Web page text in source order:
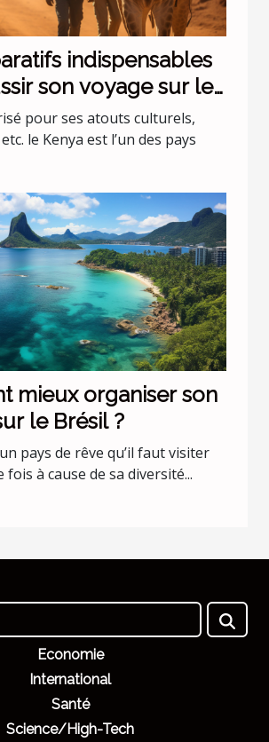
indispensables
son voyage sur le
pour ses atouts culturels,
le Kenya est l’un des pays
mieux organiser son
le Brésil ?
pays de rêve qu’il faut visiter
à cause de sa diversité...
Economie
International
Santé
Science/High-Tech